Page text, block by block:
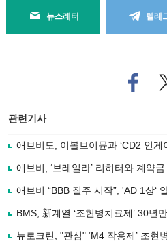
뉴스레터 텔레
페
이
로
사
유
기
관련기사
애브비도, 이볼브이뮨과 ‘CD2 인게
애브비, ‘브레일라’ 리히터와 계약
애브비 “BBB 질주 시작”, 'AD 1상‘
BMS, 新계열 ‘조현병치료제’ 30년
뉴로크린, "관심" ‘M4 작용제’ 조현